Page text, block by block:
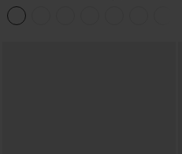
hoch taillierte Wanderhose mit
mehreren Taschen